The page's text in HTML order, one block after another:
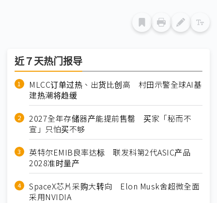
近７天热门报导
MLCC订单过热、出货比创高 村田示警全球AI基
建热潮将趋缓
2027全年存储器产能提前售罄 买家「秘而不
宣」只怕买不够
英特尔EMIB良率达标 联发科第2代ASIC产品
2028准时量产
SpaceX芯片采购大转向 Elon Musk舍超微全面
采用NVIDIA